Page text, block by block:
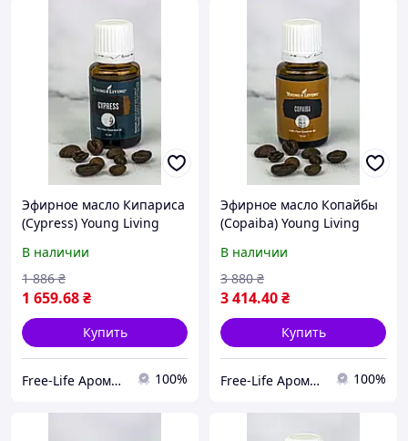
Эфирное масло Кипариса
(Cypress) Young Living
В наличии
1 659.68₴
1 886 ₴
Купить
Free-Life Ароматерапия | Натуральные эфирные масла | 100%
Эфирное масло Копайбы
(Copaiba) Young Living
В наличии
3 414.40₴
3 880 ₴
Купить
Free-Life Ароматерапия | Натуральные эфирные масла | 100%